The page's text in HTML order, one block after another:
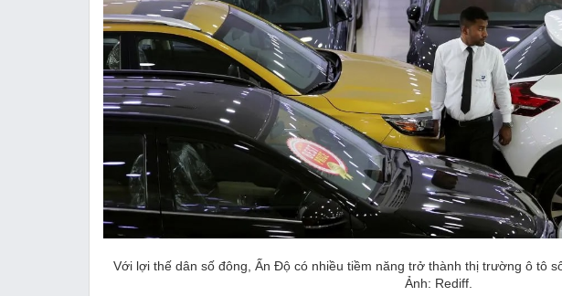
Với lợi thế dân số đông, Ấn Độ có nhiều tiềm năng trở thành thị trường ô tô
Ảnh: Rediff.